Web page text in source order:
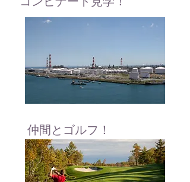
​仲間とゴルフ！